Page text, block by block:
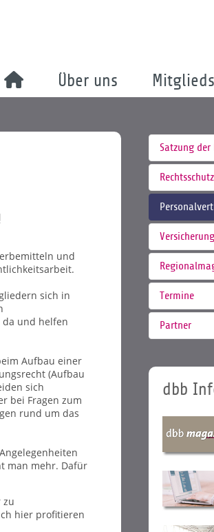
Über uns
und
sich in
da und helfen
Aufbau einer
(Aufbau
sich
bei Fragen zum
rund um das
man mehr. Dafür
zu
hier profitieren
Satzung der
Rechtsschutz
Termine
Partner
dbb